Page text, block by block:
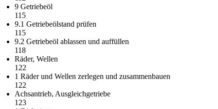
9 Getriebeöl
115
9.1 Getriebeölstand prüfen
115
9.2 Getriebeöl ablassen und auffüllen
118
Räder, Wellen
122
1 Räder und Wellen zerlegen und zusammenbauen
122
Achsantrieb, Ausgleichgetriebe
123